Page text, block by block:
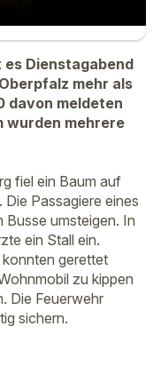
Dienstagabend
mehr als
davon meldeten
wurden mehrere
fiel ein Baum auf
Passagiere eines
Busse umsteigen. In
ein Stall ein.
gerettet
zu kippen
Die Feuerwehr
sichern.